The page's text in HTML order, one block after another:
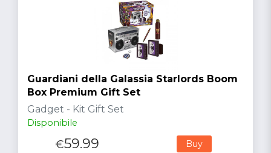
Guardiani della Galassia Starlords Boom
Box Premium Gift Set
Gadget - Kit Gift Set
Disponibile
€59.99 Buy